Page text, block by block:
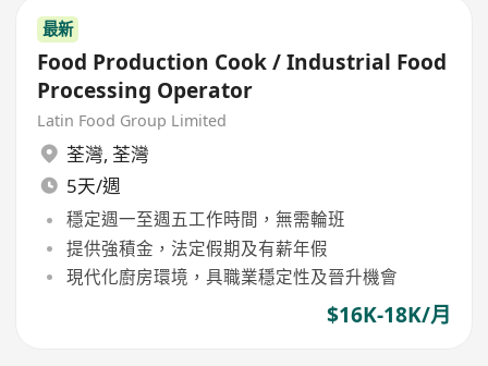
最新
Food Production Cook / Industrial Food
Processing Operator
Latin Food Group Limited
荃灣, 荃灣
5天/週
穩定週一至週五工作時間，無需輪班
提供強積金，法定假期及有薪年假
現代化廚房環境，具職業穩定性及晉升機會
$16K-18K/月